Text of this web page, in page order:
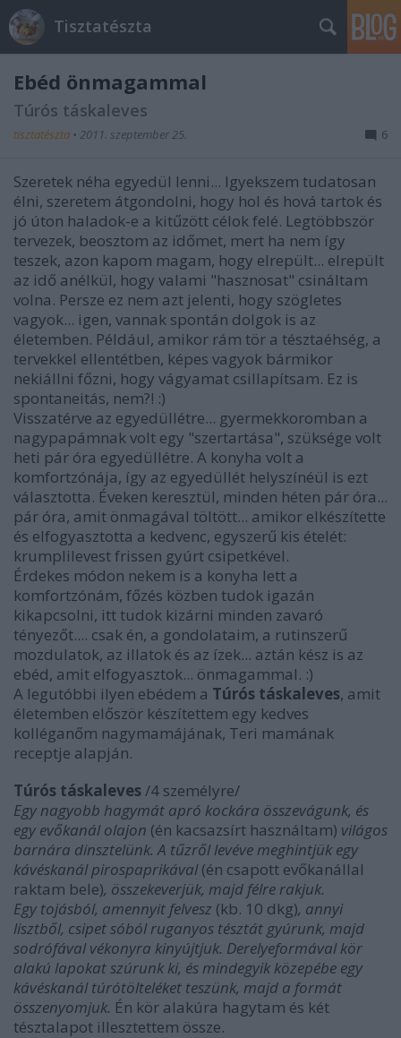
Tisztatészta
Ebéd önmagammal
Túrós táskaleves
tisztatészta • 2011. szeptember 25. 6
Szeretek néha egyedül lenni... Igyekszem tudatosan
élni, szeretem átgondolni, hogy hol és hová tartok és
jó úton haladok-e a kitűzött célok felé. Legtöbbször
tervezek, beosztom az időmet, mert ha nem így
teszek, azon kapom magam, hogy elrepült... elrepült
az idő anélkül, hogy valami "hasznosat" csináltam
volna. Persze ez nem azt jelenti, hogy szögletes
vagyok... igen, vannak spontán dolgok is az
életemben. Például, amikor rám tör a tésztaéhség, a
tervekkel ellentétben, képes vagyok bármikor
nekiállni főzni, hogy vágyamat csillapítsam. Ez is
spontaneitás, nem?! :)
Visszatérve az egyedüllétre... gyermekkoromban a
nagypapámnak volt egy "szertartása", szüksége volt
heti pár óra egyedüllétre. A konyha volt a
komfortzónája, így az egyedüllét helyszínéül is ezt
választotta. Éveken keresztül, minden héten pár óra...
pár óra, amit önmagával töltött... amikor elkészítette
és elfogyasztotta a kedvenc, egyszerű kis ételét:
krumplilevest frissen gyúrt csipetkével.
Érdekes módon nekem is a konyha lett a
komfortzónám, főzés közben tudok igazán
kikapcsolni, itt tudok kizárni minden zavaró
tényezőt.... csak én, a gondolataim, a rutinszerű
mozdulatok, az illatok és az ízek... aztán kész is az
ebéd, amit elfogyasztok... önmagammal. :)
A legutóbbi ilyen ebédem a Túrós táskaleves, amit
életemben először készítettem egy kedves
kolléganőm nagymamájának, Teri mamának
receptje alapján.
Túrós táskaleves/4 személyre/
Egy nagyobb hagymát apró kockára összevágunk, és
egy evőkanál olajon (én kacsazsírt használtam) világos
barnára dinsztelünk. A tűzről levéve meghintjük egy
kávéskanál pirospaprikával(én csapott evőkanállal
raktam bele), összekeverjük, majd félre rakjuk.
Egy tojásból, amennyit felvesz (kb. 10 dkg), annyi
lisztből, csipet sóból ruganyos tésztát gyúrunk, majd
sodrófával vékonyra kinyújtjuk. Derelyeformával kör
alakú lapokat szúrunk ki, és mindegyik közepébe egy
kávéskanál túrótölteléket teszünk, majd a formát
összenyomjuk. Én kör alakúra hagytam és két
tésztalapot illesztettem össze.